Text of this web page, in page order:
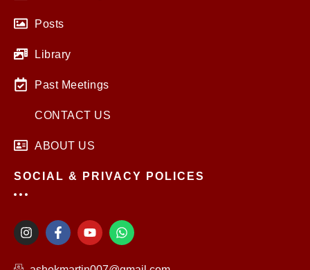
Posts
Library
Past Meetings
CONTACT US
ABOUT US
SOCIAL & PRIVACY POLICES
I
n
F
a
Y
o
t
W
h